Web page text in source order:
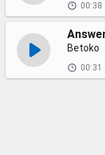
00:38
Betoko
00:31